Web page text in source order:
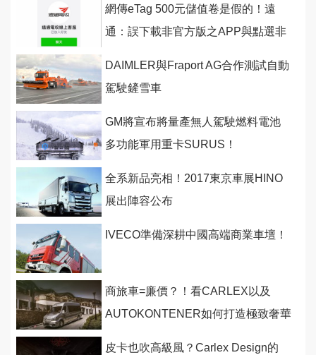
網傳eTag 500元儲值卷是假的！遠
通：誤下載非官方版之APP與點選非
DAIMLER與Fraport AG合作測試自動
駕駛鏟雪車
GM將宣布將量產無人駕駛燃料電池
多功能軍用重卡SURUS！
全系新品亮相！2017東京車展HINO
展出陣容公布
IVECO準備深耕中國高端商業車壇！
商旅車=廉價？！看CARLEX以及
AUTOKONTENER如何打造極致奢華
皮卡也吹高級風？Carlex Design的